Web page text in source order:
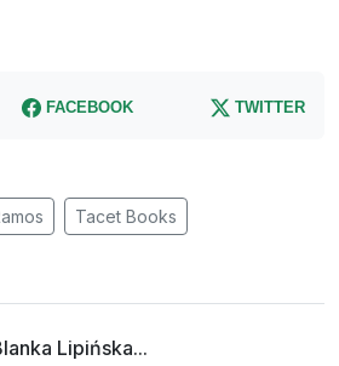
FACEBOOK TWITTER
Tacet Books
Lipińska...